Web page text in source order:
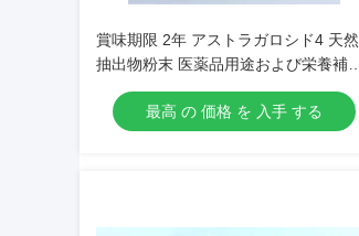
賞味期限 2年 アストラガロシド4 天然
抽出物粉末 医薬品用途および栄養補助
食品製剤用
最高 の 価格 を 入手 する